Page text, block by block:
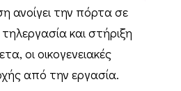
ανοίγει την πόρτα σε
και στήριξη
οι οικογενειακές
από την εργασία.